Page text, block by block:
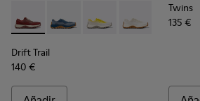
Drift Trail - K201872-006 - Zapatillas
Drift Trail - K201872-004
Drift Trail - K201872-003
Drift Trail -
Drift Trail
140 €
Twins
135 €